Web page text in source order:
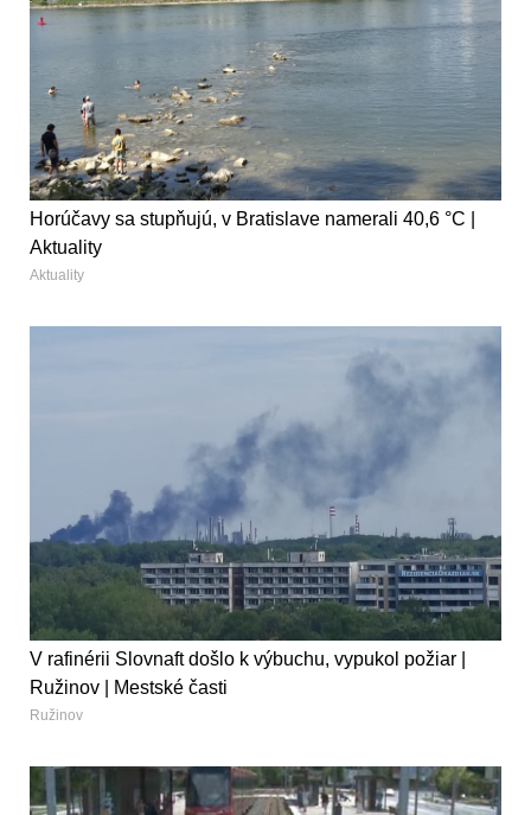
Horúčavy sa stupňujú, v Bratislave namerali 40,6 °C |
Aktuality
Aktuality
V rafinérii Slovnaft došlo k výbuchu, vypukol požiar |
Ružinov | Mestské časti
Ružinov